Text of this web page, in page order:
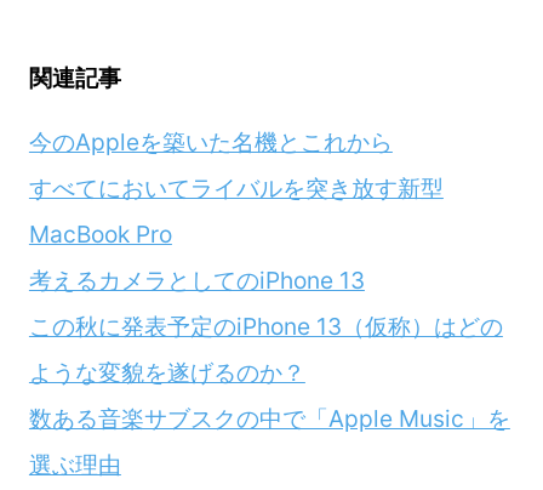
関連記事
今のAppleを築いた名機とこれから
すべてにおいてライバルを突き放す新型
MacBook Pro
考えるカメラとしてのiPhone 13
この秋に発表予定のiPhone 13（仮称）はどの
ような変貌を遂げるのか？
数ある音楽サブスクの中で「Apple Music」を
選ぶ理由